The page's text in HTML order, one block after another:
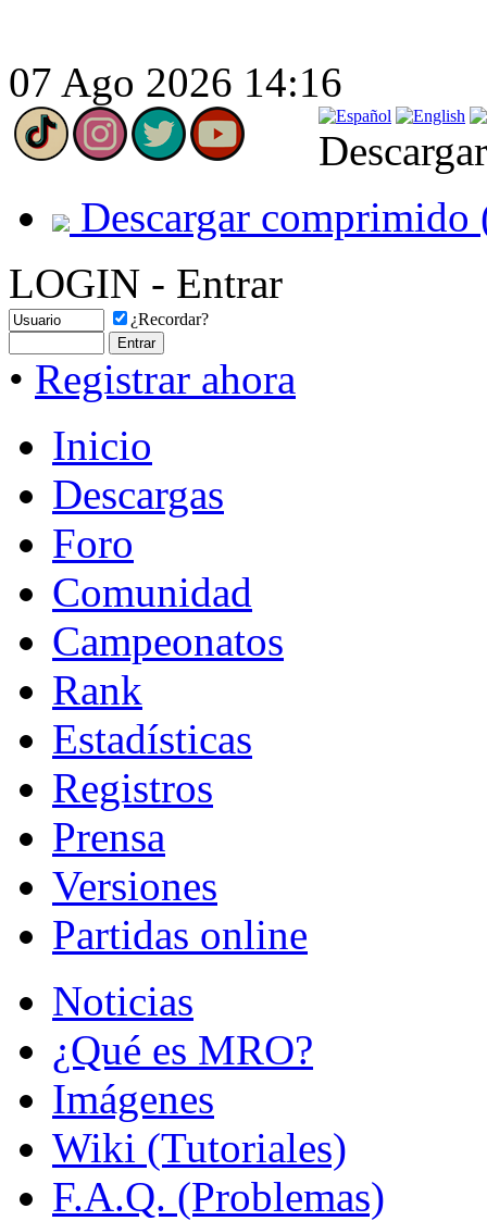
07 Ago 2026 14:16
Descargar comprimido
LOGIN - Entrar
¿Recordar?
• Registrar ahora
Inicio
Descargas
Foro
Comunidad
Campeonatos
Rank
Estadísticas
Registros
Prensa
Versiones
Partidas online
Noticias
¿Qué es MRO?
Imágenes
Wiki (Tutoriales)
F.A.Q. (Problemas)